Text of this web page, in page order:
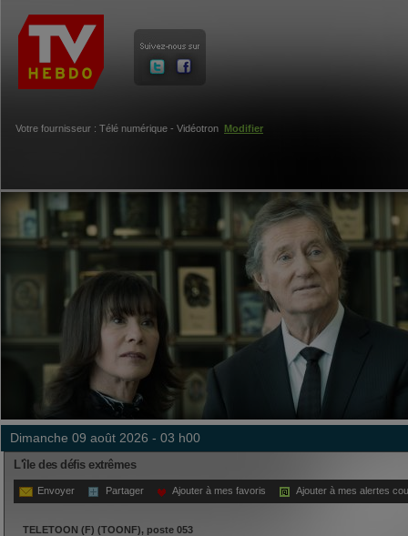
Votre fournisseur : Télé numérique - Vidéotron Modifier
dimanche 09 août 2026 - 03 h00
L'île des défis extrêmes
Envoyer Partager Ajouter à mes favoris Ajouter à mes alertes
TELETOON (F) (TOONF), poste 053